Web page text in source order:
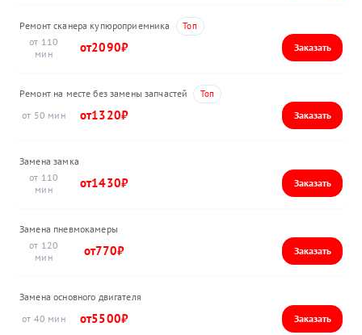
Ремонт сканера купюроприемника
110
2090
Ремонт на месте без замены запчастей
50
1320
Замена замка
110
1430
Замена пневмокамеры
120
770
Замена основного двигателя
40
5500